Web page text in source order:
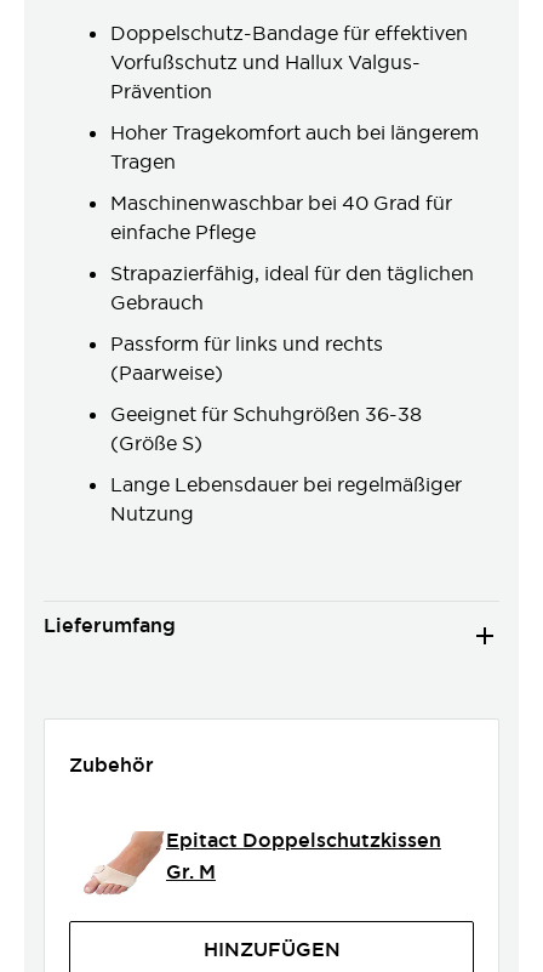
Doppelschutz-Bandage für effektiven
Vorfußschutz und Hallux Valgus-
Prävention
Hoher Tragekomfort auch bei längerem
Tragen
Maschinenwaschbar bei 40 Grad für
einfache Pflege
Strapazierfähig, ideal für den täglichen
Gebrauch
Passform für links und rechts
(Paarweise)
Geeignet für Schuhgrößen 36-38
(Größe S)
Lange Lebensdauer bei regelmäßiger
Nutzung
Lieferumfang
Zubehör
Epitact Doppelschutzkissen
Gr. M
HINZUFÜGEN